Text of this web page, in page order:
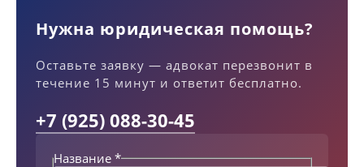
Нужна юридическая помощь?
Оставьте заявку — адвокат перезвонит в
течение 15 минут и ответит бесплатно.
+7 (925) 088-30-45
ТНазвание *